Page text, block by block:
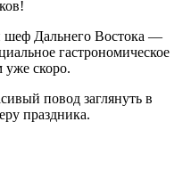
Дальнего Востока —
гастрономическое
скоро.
повод заглянуть в
праздника.